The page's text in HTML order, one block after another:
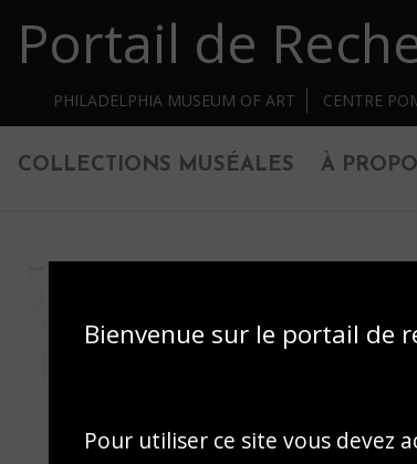
Portail de
PHILADELPHIA MUSEUM OF ART CENTRE
COLLECTIONS MUSÉALES À
Bienvenue sur le portail de
Pour utiliser ce site vous devez